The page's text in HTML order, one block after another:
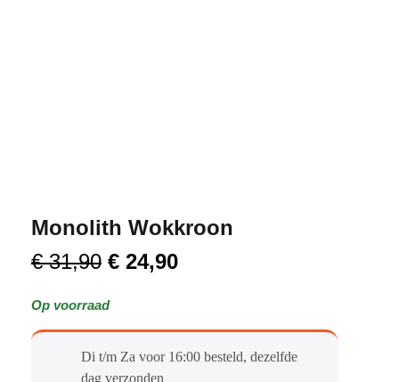
Monolith Wokkroon
€31,90 € 24,90
Op voorraad
Di t/m Za voor 16:00 besteld, dezelfde
dag verzonden​